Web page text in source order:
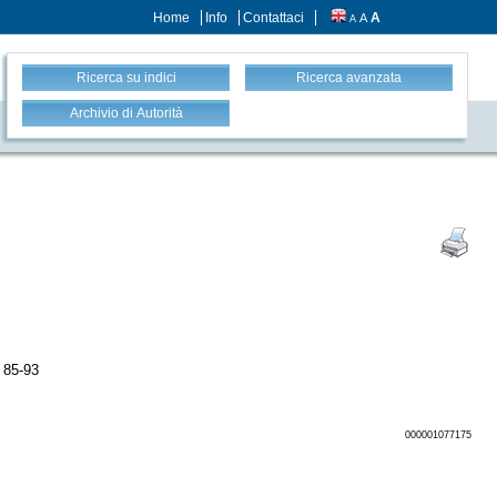
Home Info Contattaci A A A
Ricerca su indici Ricerca avanzata
Archivio di Autorità